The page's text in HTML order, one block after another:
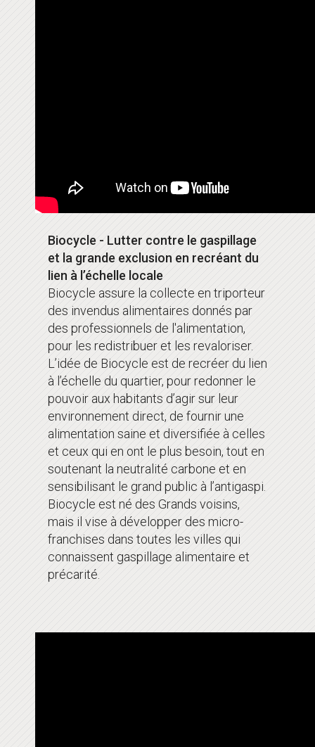
Biocycle - Lutter contre le gaspillage
et la grande exclusion en recréant du
lien à l’échelle locale
Biocycle assure la collecte en triporteur
des invendus alimentaires donnés par
des professionnels de l'alimentation,
pour les redistribuer et les revaloriser.
L’idée de Biocycle est de recréer du lien
à l’échelle du quartier, pour redonner le
pouvoir aux habitants d’agir sur leur
environnement direct, de fournir une
alimentation saine et diversifiée à celles
et ceux qui en ont le plus besoin, tout en
soutenant la neutralité carbone et en
sensibilisant le grand public à l’antigaspi.
Biocycle est né des Grands voisins,
mais il vise à développer des micro-
franchises dans toutes les villes qui
connaissent gaspillage alimentaire et
précarité.